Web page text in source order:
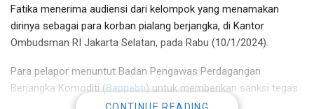
Fatika menerima audiensi dari kelompok yang menamakan
dirinya sebagai para korban pialang berjangka, di Kantor
Ombudsman RI Jakarta Selatan, pada Rabu (10/1/2024).
Para pelapor menuntut Badan Pengawas Perdagangan
Berjangka Komoditi (Bappebti) untuk memberikan sanksi tegas
kepada perusahaan pialang berjangka yang merugikan pelapor